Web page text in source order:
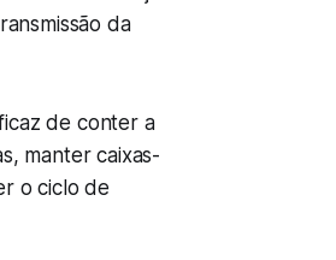
da
de conter a
manter caixas-
o ciclo de